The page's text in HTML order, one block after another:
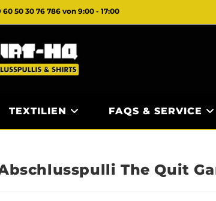
60 50 30 76 786 von 9:00 - 17:00
TEXTILIEN FAQS & SERVICE
The Quit